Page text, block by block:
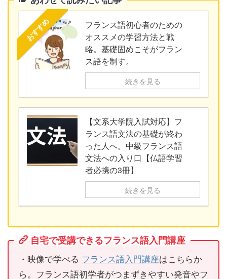
おすすめ
フランス語初心者のための
オススメの学習方法と戦
略。基礎固めこそがフラン
ス語を制す。
続きを見る
【文系大学院入試対応】フ
ランス語文法の基礎が終わ
った人へ。中級フランス語
文法への入り口【仏語学習
者必携の3冊】
続きを見る
自宅で受講できるフランス語入門講座
・映像で学べる フランス語入門講座はこちらか
ら。フランス語初学者がつまずきやすい発音やフ